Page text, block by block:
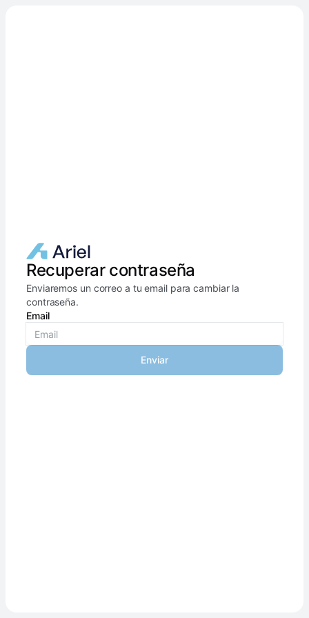
Recuperar contraseña
Enviaremos un correo a tu email para cambiar la
contraseña.
Email
Enviar